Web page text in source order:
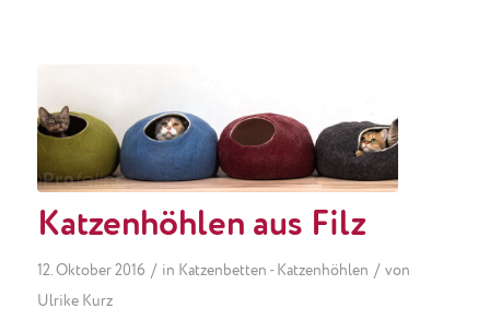
Katzenhöhlen aus Filz
12. Oktober 2016 / in Katzenbetten - Katzenhöhlen / von
Ulrike Kurz